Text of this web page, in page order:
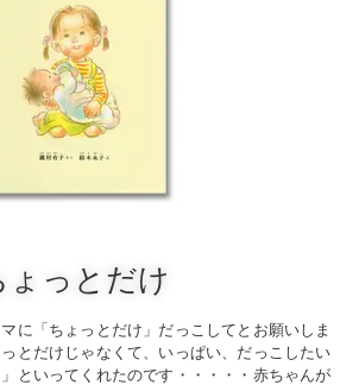
ょっとだけ
に「ちょっとだけ」だっこしてとお願いしま
とだけじゃなくて、いっぱい、だっこしたい
といってくれたのです・・・・・赤ちゃんが